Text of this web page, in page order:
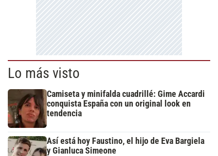
Lo más visto
Camiseta y minifalda cuadrillé: Gime Accardi
conquista España con un original look en
tendencia
Así está hoy Faustino, el hijo de Eva Bargiela
y Gianluca Simeone